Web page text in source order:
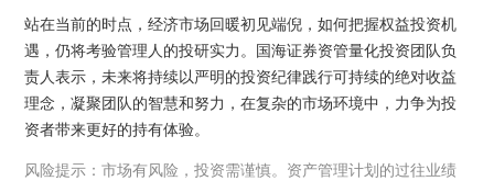
站在当前的时点，经济市场回暖初见端倪，如何把握权益投资机
遇，仍将考验管理人的投研实力。国海证券资管量化投资团队负
责人表示，未来将持续以严明的投资纪律践行可持续的绝对收益
理念，凝聚团队的智慧和努力，在复杂的市场环境中，力争为投
资者带来更好的持有体验。
风险提示：市场有风险，投资需谨慎。资产管理计划的过往业绩